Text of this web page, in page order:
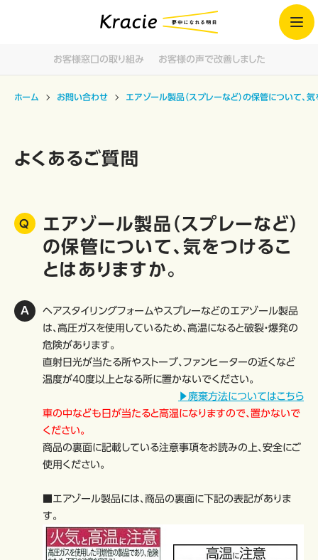
お客様窓口の取り組み お客様の声で改善しました
ホーム お問い合わせ エアゾール製品（スプレーなど）の保管について、
よくあるご質問
エアゾール製品（スプレーなど）
の保管について、気をつけるこ
とはありますか。
ヘアスタイリングフォームやスプレーなどのエアゾール製品
は、高圧ガスを使用しているため、高温になると破裂・爆発の
危険があります。
直射日光が当たる所やストーブ、ファンヒーターの近くなど
温度が40度以上となる所に置かないでください。
▶廃棄方法についてはこちら
車の中なども日が当たると高温になりますので、置かないで
ください。
商品の裏面に記載している注意事項をお読みの上、安全にご
使用ください。
■エアゾール製品には、商品の裏面に下記の表記がありま
す。